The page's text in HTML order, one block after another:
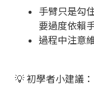
手臂只是勾
要過度依賴
過程中注意
💡 初學者小建議：